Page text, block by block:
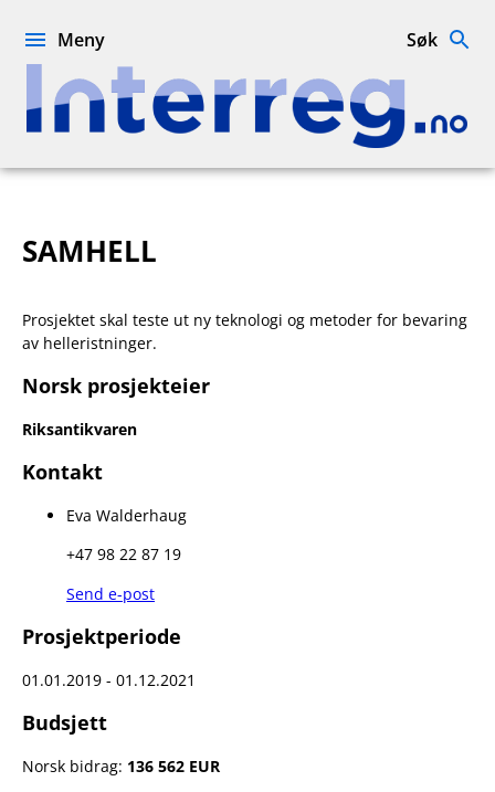
Interreg.no
Meny Søk
SAMHELL
Prosjektet skal teste ut ny teknologi og metoder for bevaring
av helleristninger.
Norsk prosjekteier
Riksantikvaren
Kontakt
Eva Walderhaug
+47 98 22 87 19
Send e-post
Prosjektperiode
01.01.2019 - 01.12.2021
Budsjett
Norsk bidrag: 136 562 EUR